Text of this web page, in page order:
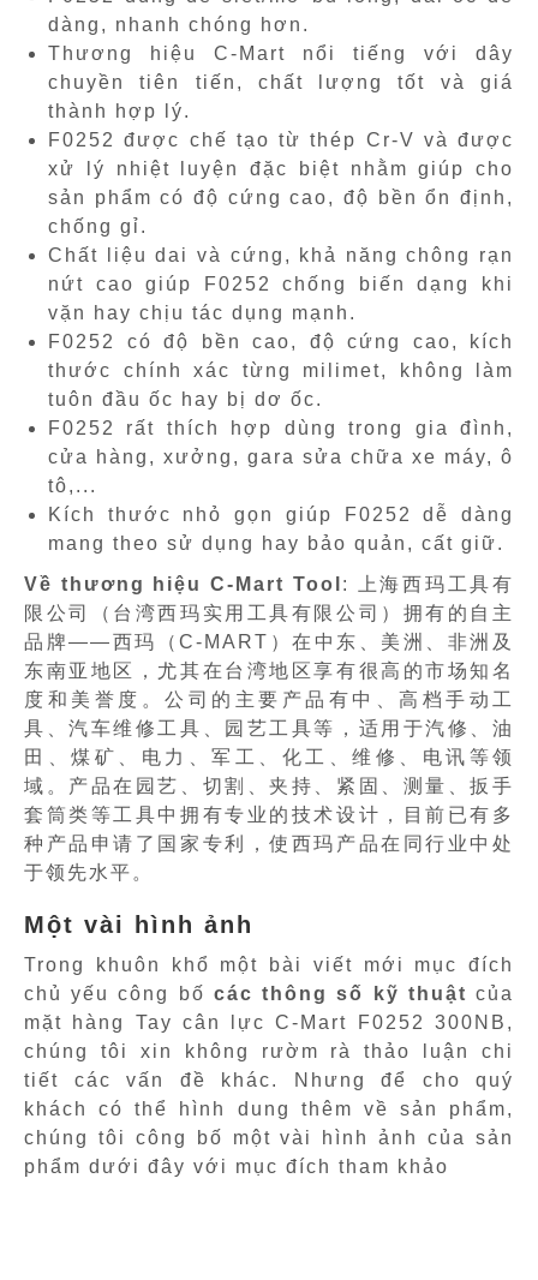
dàng, nhanh chóng hơn.
Thương hiệu C-Mart nổi tiếng với dây
chuyền tiên tiến, chất lượng tốt và giá
thành hợp lý.
F0252 được chế tạo từ thép Cr-V và được
xử lý nhiệt luyện đặc biệt nhằm giúp cho
sản phẩm có độ cứng cao, độ bền ổn định,
chống gỉ.
Chất liệu dai và cứng, khả năng chông rạn
nứt cao giúp F0252 chống biến dạng khi
vặn hay chịu tác dụng mạnh.
F0252 có độ bền cao, độ cứng cao, kích
thước chính xác từng milimet, không làm
tuôn đầu ốc hay bị dơ ốc.
F0252 rất thích hợp dùng trong gia đình,
cửa hàng, xưởng, gara sửa chữa xe máy, ô
tô,...
Kích thước nhỏ gọn giúp F0252 dễ dàng
mang theo sử dụng hay bảo quản, cất giữ.
Về thương hiệu C-Mart Tool : 上海西玛工具有
限公司（台湾西玛实用工具有限公司）拥有的自主
品牌——西玛（C-MART）在中东、美洲、非洲及
东南亚地区，尤其在台湾地区享有很高的市场知名
度和美誉度。公司的主要产品有中、高档手动工
具、汽车维修工具、园艺工具等，适用于汽修、油
田、煤矿、电力、军工、化工、维修、电讯等领
域。产品在园艺、切割、夹持、紧固、测量、扳手
套筒类等工具中拥有专业的技术设计，目前已有多
种产品申请了国家专利，使西玛产品在同行业中处
于领先水平。
Một vài hình ảnh
Trong khuôn khổ một bài viết mới mục đích
chủ yếu công bố các thông số kỹ thuật của
mặt hàng Tay cân lực C-Mart F0252 300NB,
chúng tôi xin không rườm rà thảo luận chi
tiết các vấn đề khác. Nhưng để cho quý
khách có thể hình dung thêm về sản phẩm,
chúng tôi công bố một vài hình ảnh của sản
phẩm dưới đây với mục đích tham khảo